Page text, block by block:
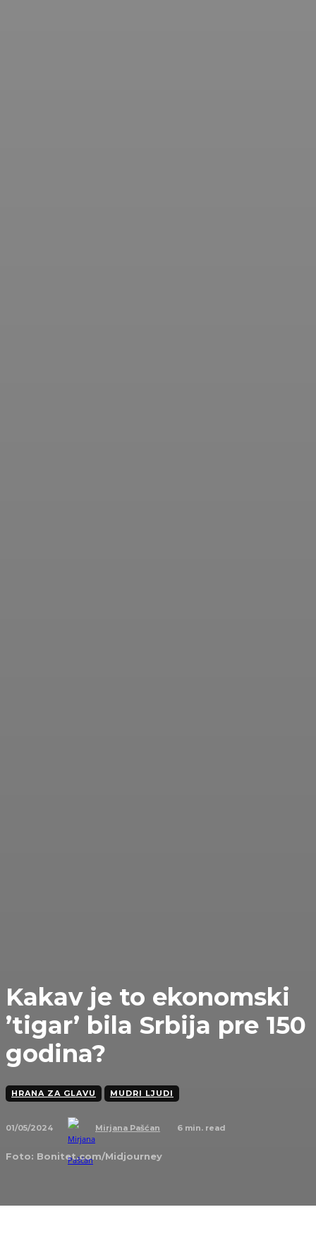
Kakav je to ekonomski
’tigar’ bila Srbija pre 150
godina?
HRANA ZA GLAVU MUDRI LJUDI
01/05/2024 Mirjana Pašćan 6 min. read
Foto: Bonitet.com/Midjourney